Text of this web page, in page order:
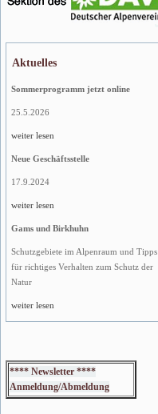
Aktuelles
Sommerprogramm jetzt online
25.5.2026
weiter lesen
Neue Geschäftsstelle
17.9.2024
weiter lesen
Gams und Birkhuhn
Schutzgebiete im Alpenraum und Tipps
für richtiges Verhalten zum Schutz der
Natur
weiter lesen
**** Newsletter ****
Anmeldung/Abmeldung